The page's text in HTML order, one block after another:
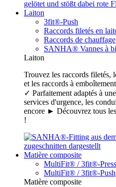
Laiton
3fit®-Push
Raccords filetés en
Raccords de chauffage
SANHA® Vannes à
Laiton
Trouvez les raccords filetés,
et les raccords à
✓ Parfaitement adaptés à
services d'urgence, les
encore ► Découvrez tous
!
Matière composite
MultiFit® / 3fit®-Press
MultiFit® / 3fit®-Push
Matière composite